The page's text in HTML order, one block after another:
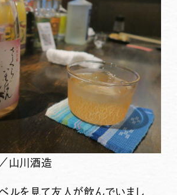
山川酒造
ルを見て友人が飲んでいまし